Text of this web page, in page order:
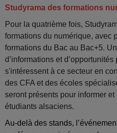
Studyrama des formations
Pour la quatrième fois,
formations du numérique, avec
formations du Bac au Bac+5.
d’informations et
s'intéressent à ce secteur en
des CFA et des écoles
seront présents pour informer
étudiants alsaciens.
Au-delà des stands,